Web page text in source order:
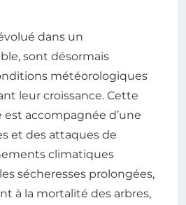
dans un
sont désormais
météorologiques
leur croissance. Cette
accompagnée d’une
et des attaques de
climatiques
sécheresses prolongées,
à la mortalité des arbres,